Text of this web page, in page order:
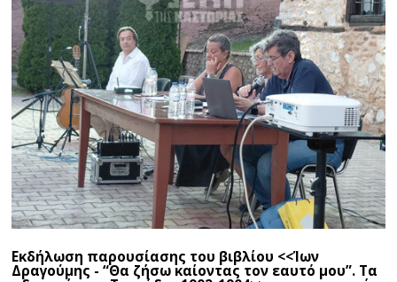
Εκδήλωση παρουσίασης του βιβλίου <<Ίων
Δραγούμης - “Θα ζήσω καίοντας τον εαυτό μου”. Τα